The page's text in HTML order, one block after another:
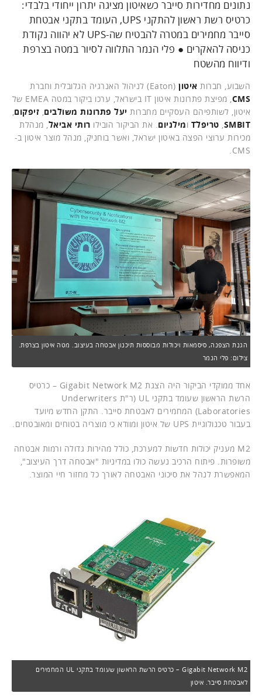
נתונים מחדירות סייבר כשאיטון מציגה יתרון ייחודי בלבדי:
כרטיס רשת ראשון להתקני UPS, העומד בתקני אבטחת
סייבר מחמירים במטרה להבטיח שה-UPS לא יהווה נקודת
כניסה להאקרים ● פלי הנמר התלווה לסיור במטה בצרפת
ודיווח מהשטח
השבוע, חברות איטון (Eaton) לניהול האנרגיה הגלובלית וחברת
CMS
, מפיצת פתרונות איטון IT בישראל, ערכו ביקור במטה EMEA של
איטון, לשותפיהם העסקיים מחברות יעל פתרונות משולבים זיפקום
SMBIT טריפלT ומילניום . את הביקור הובילו רותי אביאל , מנהלת
מכירות ערוצי הפצה באיטון ישראל, ואשר בוחניק, מנהל מוצר איטון ב-
CMS.
הגנת הצפנה, סיסמאות ויכולות מבוססות תיכנון אבטחה בעיצוב. מטה איטון בצרפת.
צילום: פלי הנמר
אחד ממוקדי הביקור היה הצגת Gigabit Network M2 – כרטיס
הרשת הראשון שעומד בתקני UL (ר"ת Underwriters
Laboratories) המחמירים לאבטחת סייבר. התקן החדש מיועד
בעבור טכנולוגיית UPS של איטון ומוודא כי מוצריה בטוחים ומאובטחים.
M2 מעניק יכולות חדשות למערכת, כולל מהירות גדולה ורמות אבטחה
משופרות. פיתוח הרכיב נעשה כולו במדיניות "אבטחה דרך העיצוב",
המאפשרת לנהל את סיכוני האבטחה לאורך כל מחזור חיי המוצר.
Gigabit Network M2 – כרטיס הרשת הראשון שעומד בתקני UL המחמירים
לאבטחת סייבר. איטון